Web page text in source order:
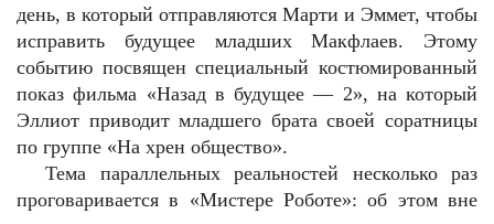
день, в который отправляются Марти и Эммет, чтобы
исправить будущее младших Макфлаев. Этому
событию посвящен специальный костюмированный
показ фильма «Назад в будущее — 2», на который
Эллиот приводит младшего брата своей соратницы
по группе «На хрен общество».
Тема параллельных реальностей несколько раз
проговаривается в «Мистере Роботе»: об этом вне